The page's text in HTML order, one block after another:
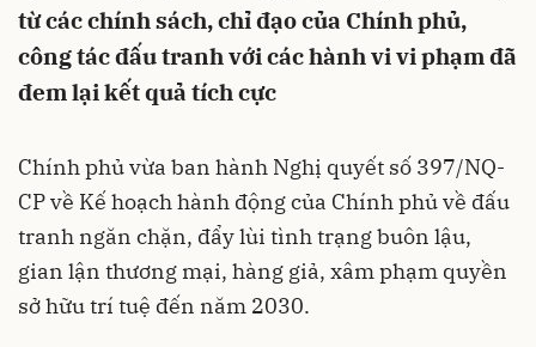
từ các chính sách, chỉ đạo của Chính phủ,
công tác đấu tranh với các hành vi vi phạm đã
đem lại kết quả tích cực
Chính phủ vừa ban hành Nghị quyết số 397/NQ-
CP về Kế hoạch hành động của Chính phủ về đấu
tranh ngăn chặn, đẩy lùi tình trạng buôn lậu,
gian lận thương mại, hàng giả, xâm phạm quyền
sở hữu trí tuệ đến năm 2030.